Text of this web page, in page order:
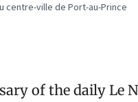
centre-ville de Port-au-Prince
of the daily Le